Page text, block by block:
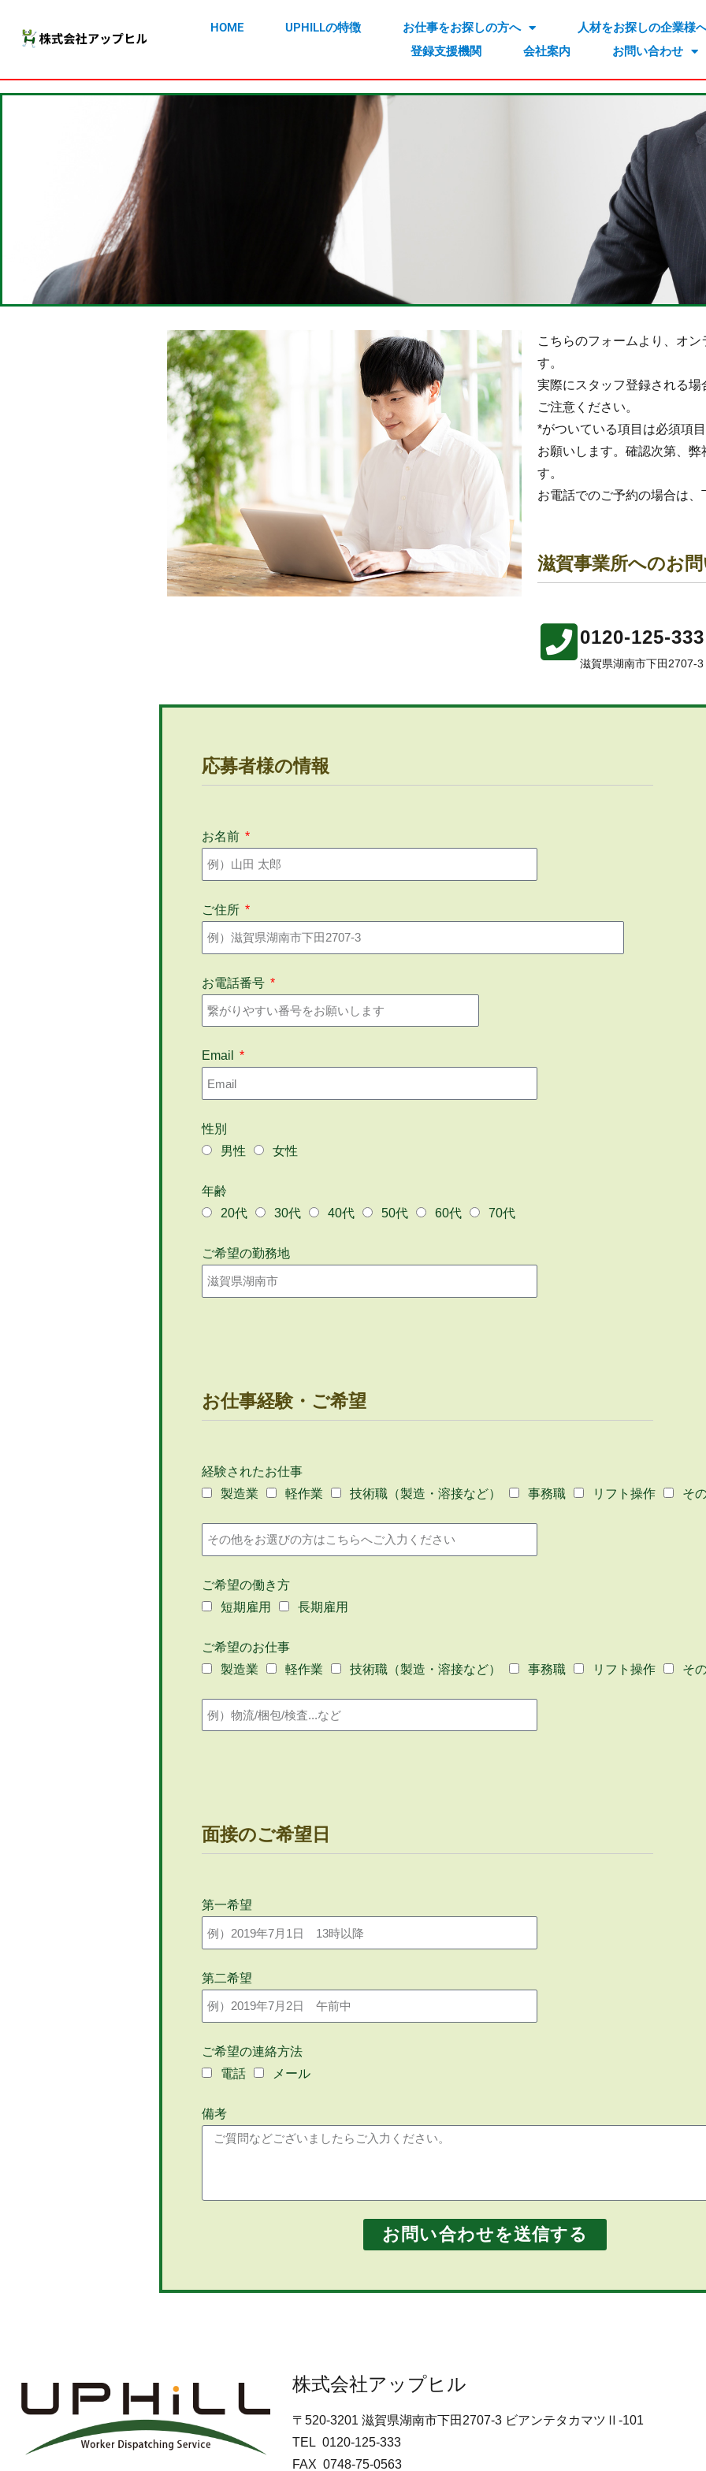
HOME UPHILLの特徴 お仕事をお探しの方へ 人材をお探しの企業様
登録支援機関
会社案内 お問い合わせ
こちらのフォームより、オ
す。
実際にスタッフ登録される
ご注意ください。
*がついている項目は必須項
お願いします。確認次第、
す。
お電話でのご予約の場合は、
滋賀事業所へのお
0120-125-333
滋賀県湖南市下田2707-3
応募者様の情報
お名前
ご住所
お電話番号
Email
性別
男性
女性
年齢
20代
30代 40代 50代 60代 70代
ご希望の勤務地
お仕事経験・ご希望
経験されたお仕事
製造業
軽作業 技術職（製造・溶接など） 事務職 リフト操作 そ
ご希望の働き方
短期雇用
長期雇用
ご希望のお仕事
製造業
軽作業 技術職（製造・溶接など） 事務職 リフト操作 そ
面接のご希望日
第一希望
第二希望
ご希望の連絡方法
電話
メール
備考
お問い合わせを送信する
株式会社アップヒル
〒520-3201 滋賀県湖南市下田2707-3 ビアンテタカマツⅡ-101
TEL 0120-125-333
FAX 0748-75-0563